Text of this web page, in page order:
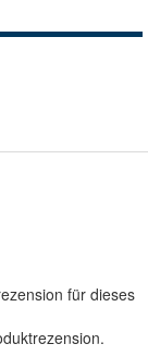
für dieses
.